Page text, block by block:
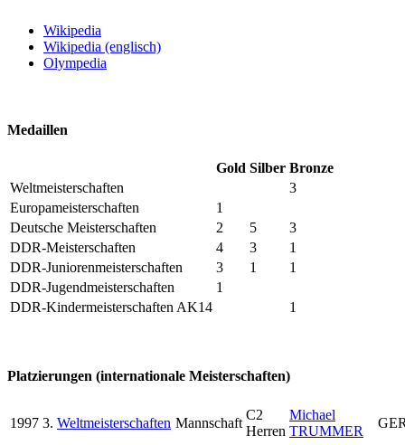
Wikipedia
Wikipedia (englisch)
Olympedia
Medaillen
Gold Silber Bronze
Weltmeisterschaften
3
Europameisterschaften
1
Deutsche Meisterschaften
2 5
3
DDR-Meisterschaften
4 3
1
DDR-Juniorenmeisterschaften
3 1
1
DDR-Jugendmeisterschaften
1
DDR-Kindermeisterschaften AK14
1
Platzierungen (internationale Meisterschaften)
1997 3. Weltmeisterschaften Mannschaft
C2
Herren
Michael
TRUMMER